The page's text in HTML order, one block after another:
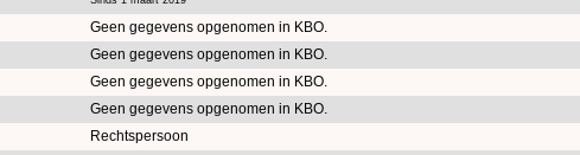
Geen gegevens opgenomen in KBO.
Geen gegevens opgenomen in KBO.
Geen gegevens opgenomen in KBO.
Geen gegevens opgenomen in KBO.
Rechtspersoon